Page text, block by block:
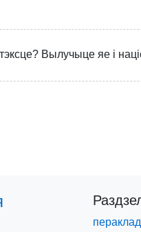
Вылучыце яе і